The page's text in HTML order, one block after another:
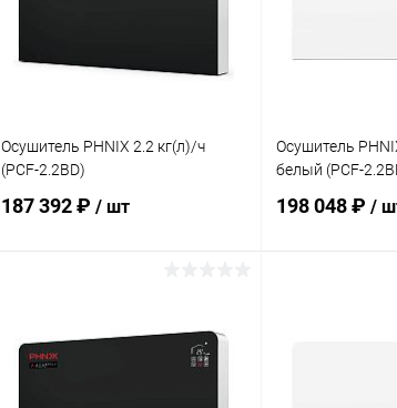
Осушитель PHNIX 2.2 кг(л)/ч
(PCF-2.2BD)
187 392 ₽ / шт
В избранное
Осушитель
белый (PCF-
198 048 ₽ /